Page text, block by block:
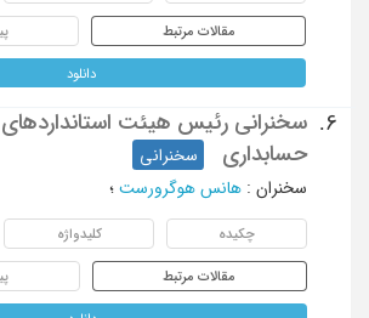
مقالات مرتبط
دانلود
6.
سخنرانی رئیس هیئت استانداردهای
حسابداری
سخنرانی
سخنران : هانس هوگرورست ؛
چکیده کلیدواژه
مقالات مرتبط